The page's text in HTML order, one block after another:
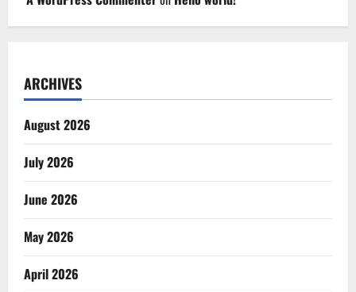
ARCHIVES
August 2026
July 2026
June 2026
May 2026
April 2026